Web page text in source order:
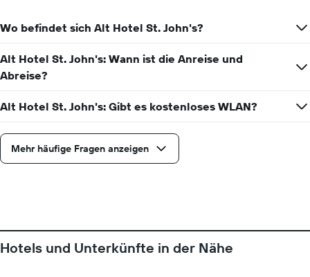
der
Tage
vor
dem
Aufenthalt
Das
Diagramm
hat
1
Y-
Zimmerpreis
anzeigt
Wo befindet sich Alt Hotel St. John's?
Alt Hotel St. John's: Wann ist die Anreise und
Abreise?
Alt Hotel St. John's: Gibt es kostenloses WLAN?
Mehr häufige Fragen anzeigen
Hotels und Unterkünfte in der Nähe